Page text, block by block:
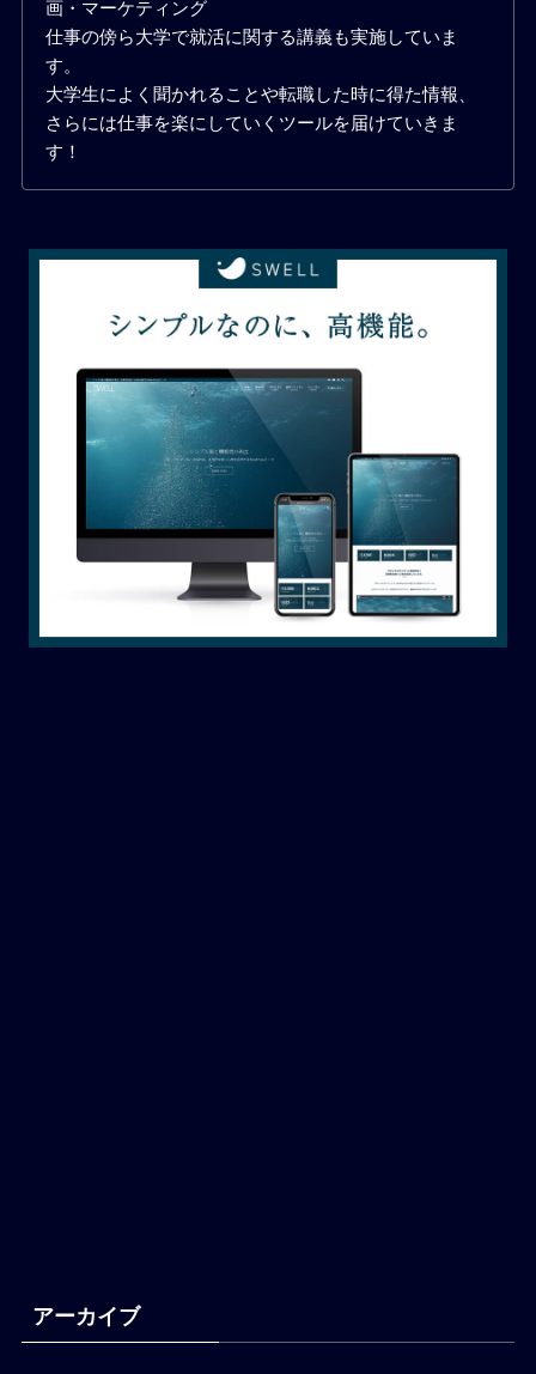
画・マーケティング
仕事の傍ら大学で就活に関する講義も実施していま
す。
大学生によく聞かれることや転職した時に得た情報、
さらには仕事を楽にしていくツールを届けていきま
す！
アーカイブ